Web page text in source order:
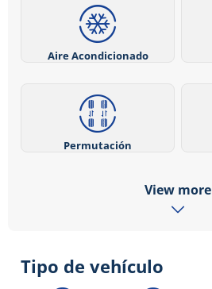
Aire Acondicionado
Permutación
View more
Tipo de vehículo